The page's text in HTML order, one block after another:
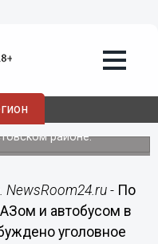
ДТП с МАЗом и
области
дело
районе.
- По
и автобусом в
уголовное